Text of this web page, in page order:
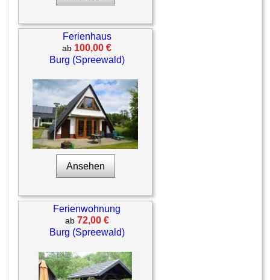
Ferienhaus
ab 100,00 €
Burg (Spreewald)
Ansehen
Ferienwohnung
ab 72,00 €
Burg (Spreewald)